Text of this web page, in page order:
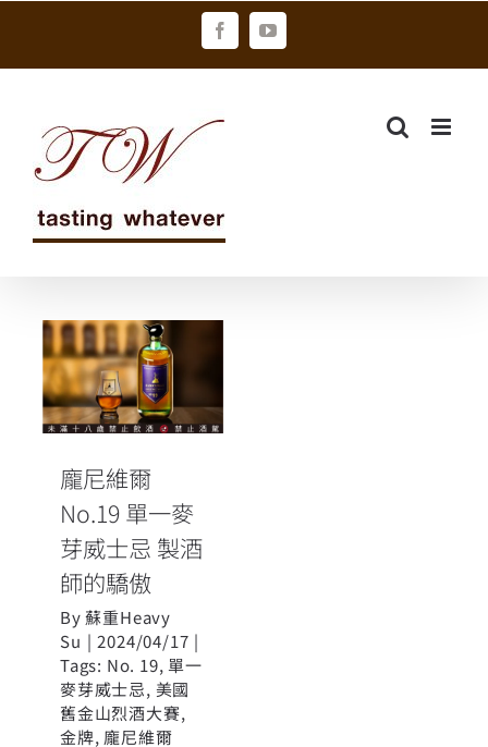
FacebookYouTube
龐尼維爾
No.19 單一麥
芽威士忌 製酒
龐尼維爾
No.19 單一麥
芽威士忌 製酒
師的驕傲
By蘇重Heavy
Su | 2024/04/17 |
Tags: No. 19,單一
麥芽威士忌, 美國
舊金山烈酒大賽,
金牌, 龐尼維爾